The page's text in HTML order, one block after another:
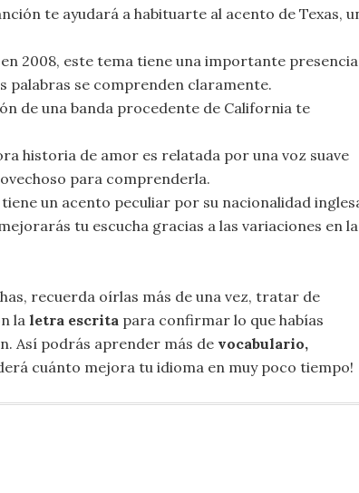
te ayudará a habituarte al acento de Texas,
2008, este tema tiene una importante presencia
palabras se comprenden claramente.
de una banda procedente de California te
historia de amor es relatada por una voz suave
para comprenderla.
tiene un acento peculiar por su nacionalidad
tu escucha gracias a las variaciones en la
recuerda oírlas más de una vez, tratar de
la letra escrita para confirmar lo que habías
Así podrás aprender más de vocabulario,
cuánto mejora tu idioma en muy poco tiempo!